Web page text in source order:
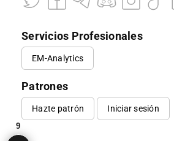
Servicios Profesionales
EM-Analytics
Patrones
Hazte patrón Iniciar sesión
9